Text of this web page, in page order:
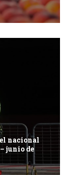
nacional
junio de